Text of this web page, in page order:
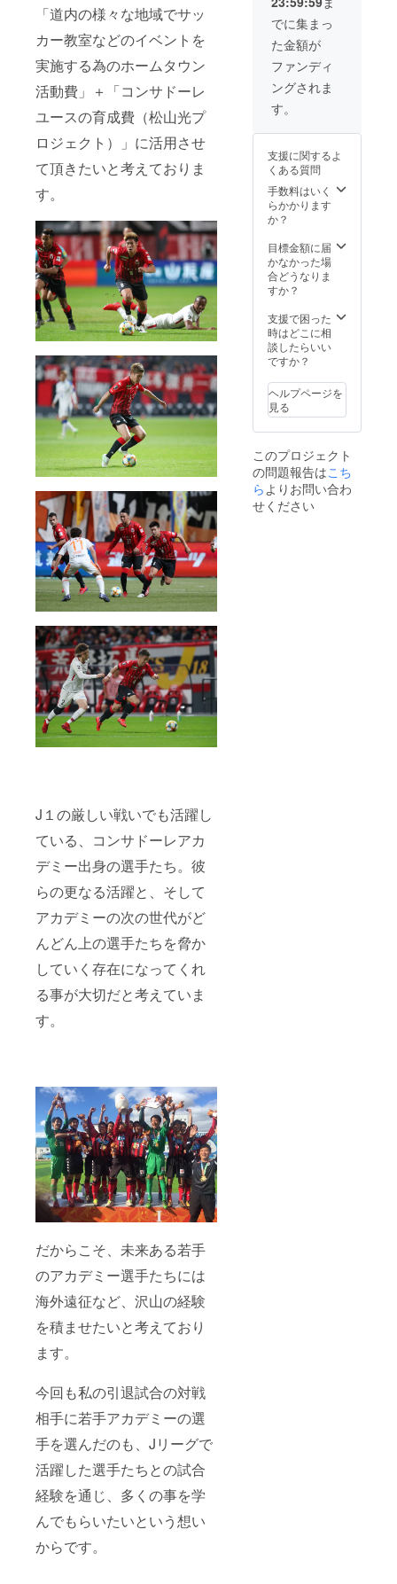
「道内の様々な地域でサッ
カー教室などのイベントを
実施する為のホームタウン
活動費」＋「コンサドーレ
ユースの育成費（松山光プ
ロジェクト）」に活用させ
て頂きたいと考えておりま
す。
J１の厳しい戦いでも活躍し
ている、コンサドーレアカ
デミー出身の選手たち。彼
らの更なる活躍と、そして
アカデミーの次の世代がど
んどん上の選手たちを脅か
していく存在になってくれ
る事が大切だと考えていま
す。
だからこそ、未来ある若手
のアカデミー選手たちには
海外遠征など、沢山の経験
を積ませたいと考えており
ます。
今回も私の引退試合の対戦
相手に若手アカデミーの選
手を選んだのも、Jリーグで
活躍した選手たちとの試合
経験を通じ、多くの事を学
んでもらいたいという想い
からです。
株式会
社あい
プラン
株式会
社
ティー
バイ
ディン
グス 敬
称略
ご記入
くださ
い。
フォー
ムを提
供致し
ます。
これは
「世界
だけの
ト」に
なりま
す。 ※
ユニ
フォー
イズ指
定は出
来ませ
ん。
でに集まっ
た金額が
ファンディ
ングされま
す。
支援に関するよ
くある質問
手数料はいく
らかかります
か？
目標金額に届
かなかった場
合どうなりま
すか？
支援で困った
時はどこに相
談したらいい
ですか？
ヘルプページを
見る
このプロジェクト
の問題報告はこち
ら よりお問い合わ
せください